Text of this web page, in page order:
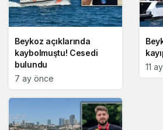
Beykoz açıklarında
kaybolmuştu! Cesedi
bulundu
7 ay önce
11